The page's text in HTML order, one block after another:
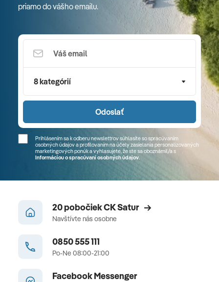
priamo do vášho emailu.
8 kategórií
Odoslať
Prihlásením sa k odberu newslettrov súhlasíte so spracúvaním
osobných údajov a profilovaním na účely zasielania personalizovaných
marketingových ponúk a vyhlasujete, že ste sa oboznámil/a s
Informáciou o spracúvaní osobných údajov.
20 pobočiek CK Satur
Navštívte nás osobne
0850 555 111
Po-Ne 08:00-21:00
Facebook Messenger